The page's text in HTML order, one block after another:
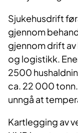
Sjukehusdrift
gjennom
gjennom drift
og logistikk.
2500
ca. 22 000
unngå at
Kartlegging av